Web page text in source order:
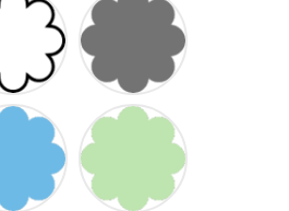
BLEU
CLAIR
EAU